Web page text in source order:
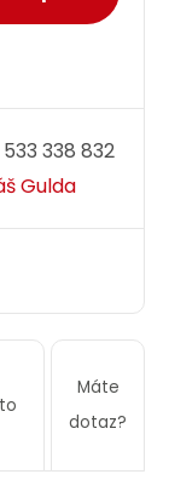
338 832
Gulda
Máte
dotaz?